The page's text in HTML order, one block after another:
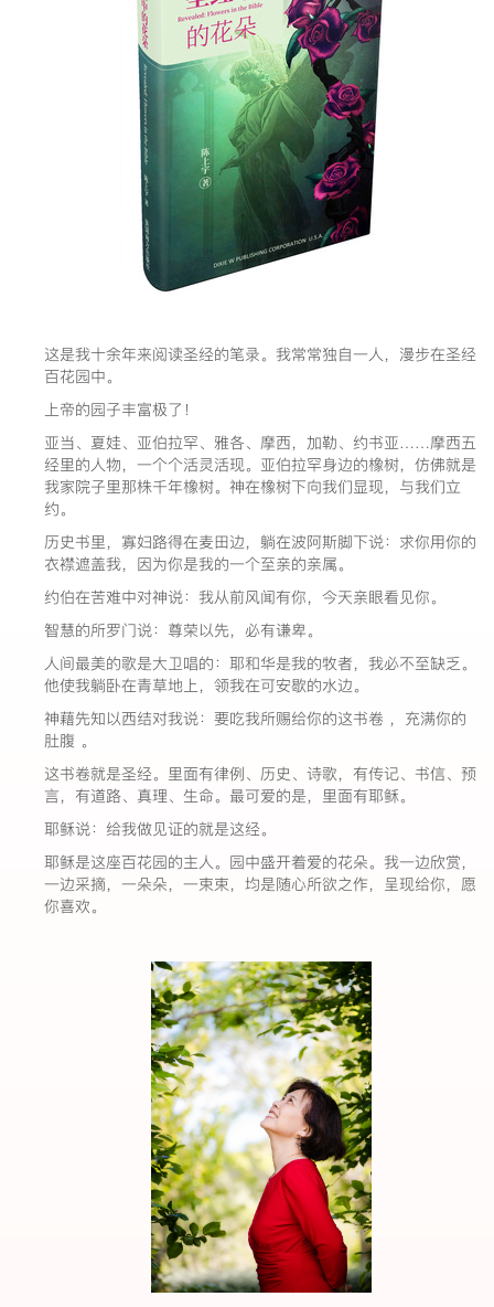
这是我十余年来阅读圣经的笔录。我常常独自一人，漫步在圣经
百花园中。
上帝的园子丰富极了！
亚当、夏娃、亚伯拉罕、雅各、摩西，加勒、约书亚……摩西五
经里的人物，一个个活灵活现。亚伯拉罕身边的橡树，仿佛就是
我家院子里那株千年橡树。神在橡树下向我们显现，与我们立
约。
历史书里，寡妇路得在麦田边，躺在波阿斯脚下说：求你用你的
衣襟遮盖我，因为你是我的一个至亲的亲属。
约伯在苦难中对神说：我从前风闻有你，今天亲眼看见你。
智慧的所罗门说：尊荣以先，必有谦卑。
人间最美的歌是大卫唱的：耶和华是我的牧者，我必不至缺乏。
他使我躺卧在青草地上，领我在可安歇的水边。
神藉先知以西结对我说：要吃我所赐给你的这书卷 ，充满你的
肚腹 。
这书卷就是圣经。里面有律例、历史、诗歌，有传记、书信、预
言，有道路、真理、生命。最可爱的是，里面有耶稣。
耶稣说：给我做见证的就是这经。
耶稣是这座百花园的主人。园中盛开着爱的花朵。我一边欣赏，
一边采摘，一朵朵，一束束，均是随心所欲之作，呈现给你，愿
你喜欢。